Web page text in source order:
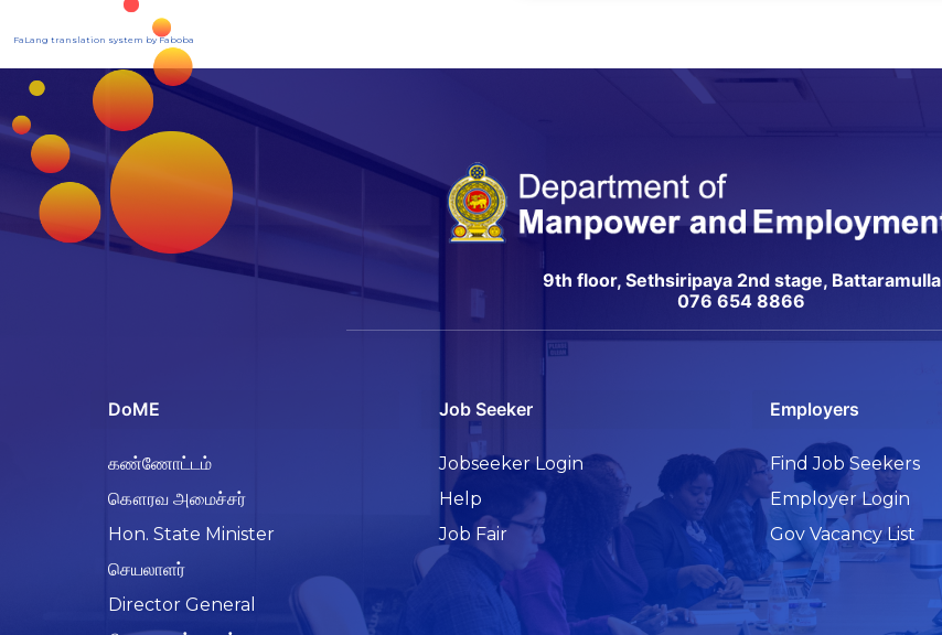
FaLang translation system by Faboba
9th floor, Sethsiripaya 2nd stage, Battaramulla
076 654 8866
DoME
கண்ணோட்டம்
கௌரவ அமைச்சர்
Hon. State Minister
செயலாளர்
Director General
Job Seeker
Jobseeker Login
Help
Job Fair
Employers
Find Job Seekers
Employer Login
Gov Vacancy List